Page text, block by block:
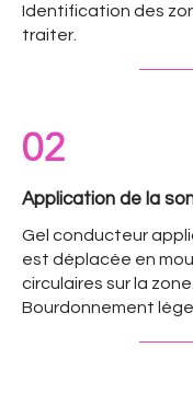
Identification des
traiter.
02
Application de la
Gel conducteur
est déplacée en
circulaires sur la zone.
Bourdonnement